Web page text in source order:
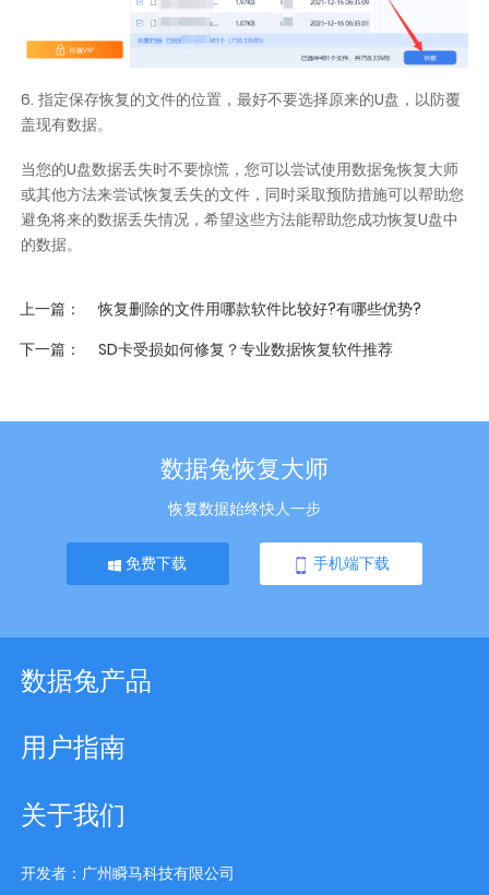
6. 指定保存恢复的文件的位置，最好不要选择原来的U盘，以防覆
盖现有数据。
当您的U盘数据丢失时不要惊慌，您可以尝试使用数据兔恢复大师
或其他方法来尝试恢复丢失的文件，同时采取预防措施可以帮助您
避免将来的数据丢失情况，希望这些方法能帮助您成功恢复U盘中
的数据。
上一篇
恢复删除的文件用哪款软件比较好?有哪些优势?
下一篇
SD卡受损如何修复？专业数据恢复软件推荐
数据兔恢复大师
恢复数据始终快人一步
免费下载 手机端下载
数据兔产品
用户指南
关于我们
开发者：广州瞬马科技有限公司